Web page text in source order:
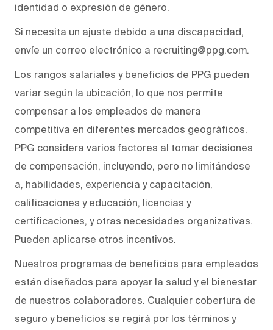
identidad o expresión de género.
Si necesita un ajuste debido a una discapacidad,
envíe un correo electrónico a recruiting@ppg.com.
Los rangos salariales y beneficios de PPG pueden
variar según la ubicación, lo que nos permite
compensar a los empleados de manera
competitiva en diferentes mercados geográficos.
PPG considera varios factores al tomar decisiones
de compensación, incluyendo, pero no limitándose
a, habilidades, experiencia y capacitación,
calificaciones y educación, licencias y
certificaciones, y otras necesidades organizativas.
Pueden aplicarse otros incentivos.
Nuestros programas de beneficios para empleados
están diseñados para apoyar la salud y el bienestar
de nuestros colaboradores. Cualquier cobertura de
seguro y beneficios se regirá por los términos y